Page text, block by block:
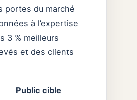
portes du marché
à l’expertise
3 % meilleurs
et des clients
Public cible